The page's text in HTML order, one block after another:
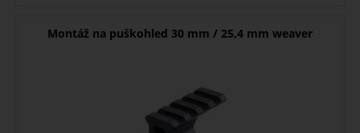
Montáž na puškohled 30 mm / 25,4 mm weaver